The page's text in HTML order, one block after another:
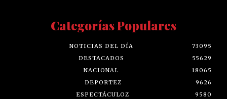
Categorías Populares
NOTICIAS DEL DÍA
73095
DESTACADOS
55629
NACIONAL
18065
DEPORTEZ
9626
ESPECTÁCULOZ
9580